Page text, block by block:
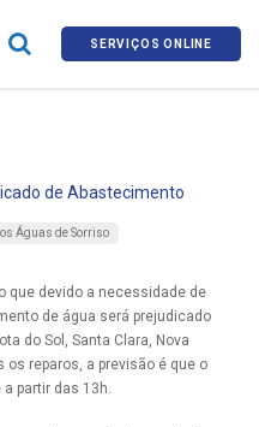
SERVIÇOS ONLINE
de Abastecimento
Águas de Sorriso
que devido a necessidade de
de água será prejudicado
do Sol, Santa Clara, Nova
os reparos, a previsão é que o
partir das 13h.